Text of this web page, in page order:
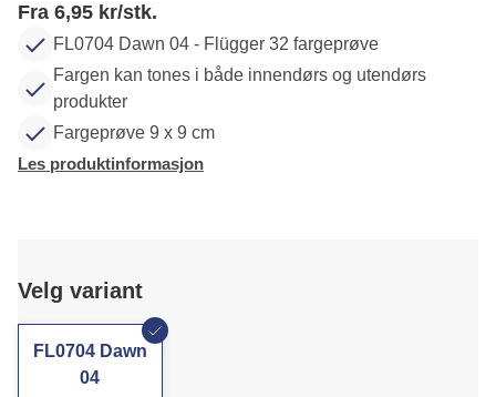
Fra 6,95 kr/stk.
FL0704 Dawn 04 - Flügger 32 fargeprøve
Fargen kan tones i både innendørs og utendørs
produkter
Fargeprøve 9 x 9 cm
Les produktinformasjon
Velg variant
FL0704 Dawn
04